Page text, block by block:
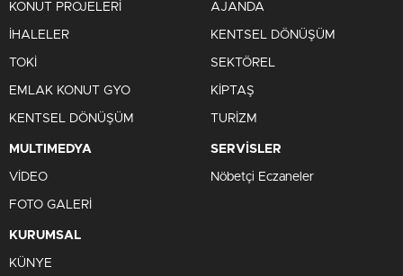
KONUT PROJELERİ
İHALELER
TOKİ
EMLAK KONUT GYO
KENTSEL DÖNÜŞÜM
AJANDA
KENTSEL DÖNÜŞÜM
SEKTÖREL
KİPTAŞ
TURİZM
MULTIMEDYA
VİDEO
FOTO GALERİ
SERVİSLER
Nöbetçi Eczaneler
KURUMSAL
KÜNYE